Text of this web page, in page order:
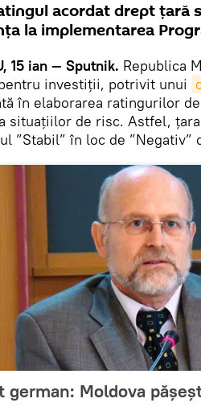
acordat drept țară
la implementarea
15 ian — Sputnik. Republica
investiții, potrivit unui
în elaborarea ratingurilor
situațiilor de risc. Astfel,
”Stabil” în loc de ”Negativ”
german: Moldova